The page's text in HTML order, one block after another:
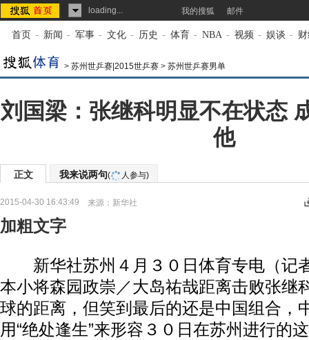
loading... 我的搜狐 邮件
首页 - 新闻 - 军事 - 文化 - 历史 - 体育 - NBA - 视频 - 娱谈 -
> 苏州世乒赛|2015世乒赛 > 苏州世乒赛男单
刘国梁：张继科明显不在状态
他
正文 我来说两句( 人参与)
2015-04-30 16:43:49 来源： 新华社
加粗文字
新华社苏州４月３０日体育专电（记
本小将森园政崇／大岛祐哉距离击败张继
球的距离，但笑到最后的还是中国组合，
用“绝处逢生”来形容３０日在苏州进行的